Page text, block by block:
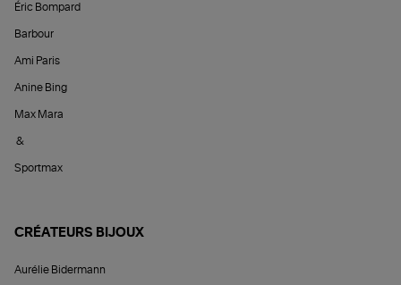
Éric Bompard
Barbour
Ami Paris
Anine Bing
Max Mara
&
Sportmax
CRÉATEURS BIJOUX
Aurélie Bidermann